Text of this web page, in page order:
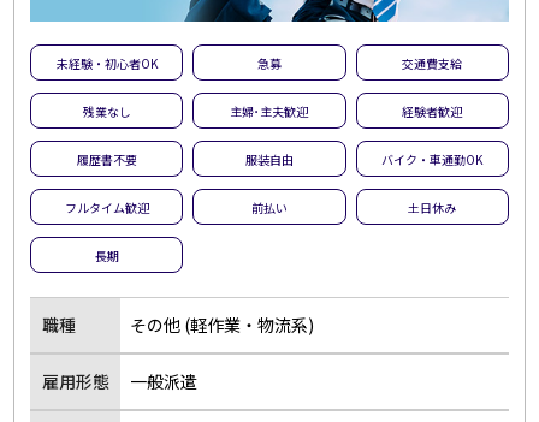
未経験・初心者OK 急募 交通費支給
残業なし 主婦･主夫歓迎 経験者歓迎
履歴書不要 服装自由 バイク・車通勤OK
フルタイム歓迎 前払い 土日休み
長期
職種 その他 (軽作業・物流系)
雇用形態 一般派遣